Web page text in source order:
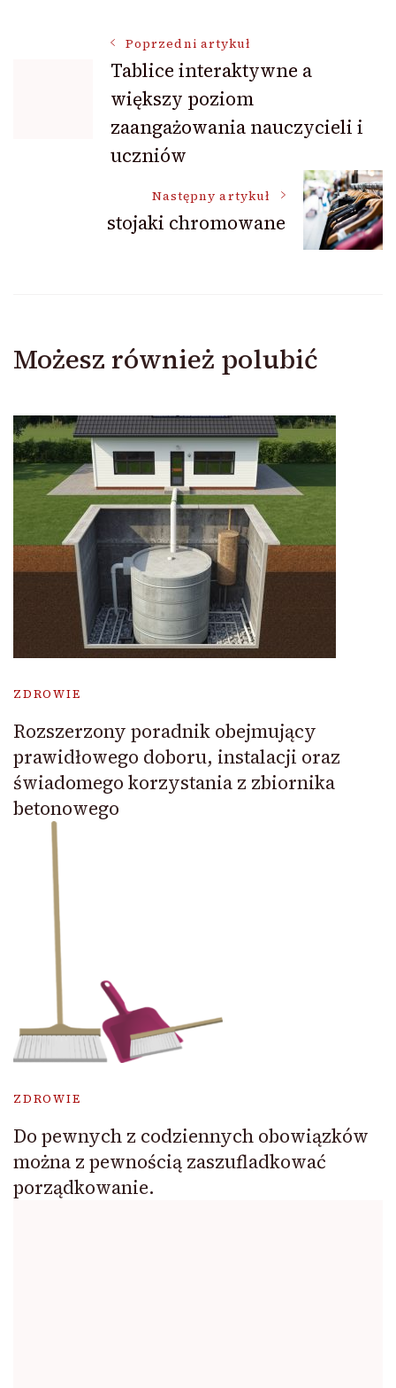
Nawigacja
wpisu
Poprzedni artykuł
Tablice interaktywne a
większy poziom
zaangażowania nauczycieli i
uczniów
Następny artykuł
stojaki chromowane
Możesz również polubić
ZDROWIE
Rozszerzony poradnik obejmujący
prawidłowego doboru, instalacji oraz
świadomego korzystania z zbiornika
betonowego
ZDROWIE
Do pewnych z codziennych obowiązków
można z pewnością zaszufladkować
porządkowanie.